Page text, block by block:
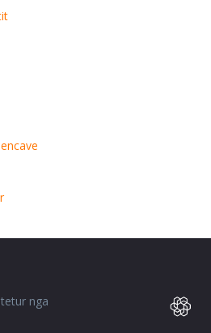
nga